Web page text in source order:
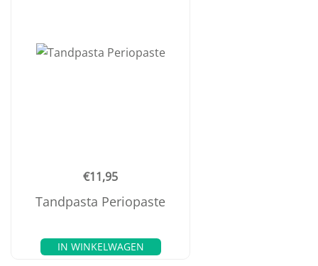
€11,95
Tandpasta Periopaste
IN WINKELWAGEN